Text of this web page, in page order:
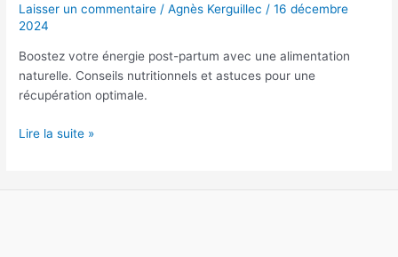
Laisser un commentaire /Agnès Kerguillec /16 décembre
2024
Boostez votre énergie post-partum avec une alimentation
naturelle. Conseils nutritionnels et astuces pour une
récupération optimale.
retrouver
énergie
naturellement
!
Lire la suite »